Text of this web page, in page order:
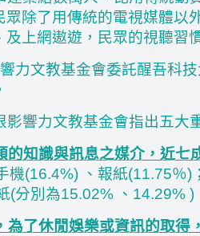
眾除了用傳統的電視媒體
及上網遨遊，民眾的視聽
文教基金會委託醒吾科技
響力文教基金會指出五大
的知識與訊息之媒介，近七
機(16.4%) 、報紙(11.75％
(分別為15.02% 、14.29%
為了休閒娛樂或資訊的取